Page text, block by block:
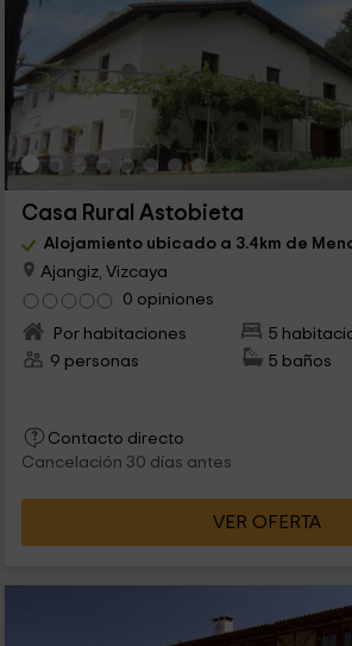
Casa Rural Astobieta
Alojamiento ubicado a 3.4km de
Ajangiz, Vizcaya
0 opiniones
Por habitaciones
5
9 personas
5 baños
Contacto directo
Cancelación 30 días antes
VER OFERTA